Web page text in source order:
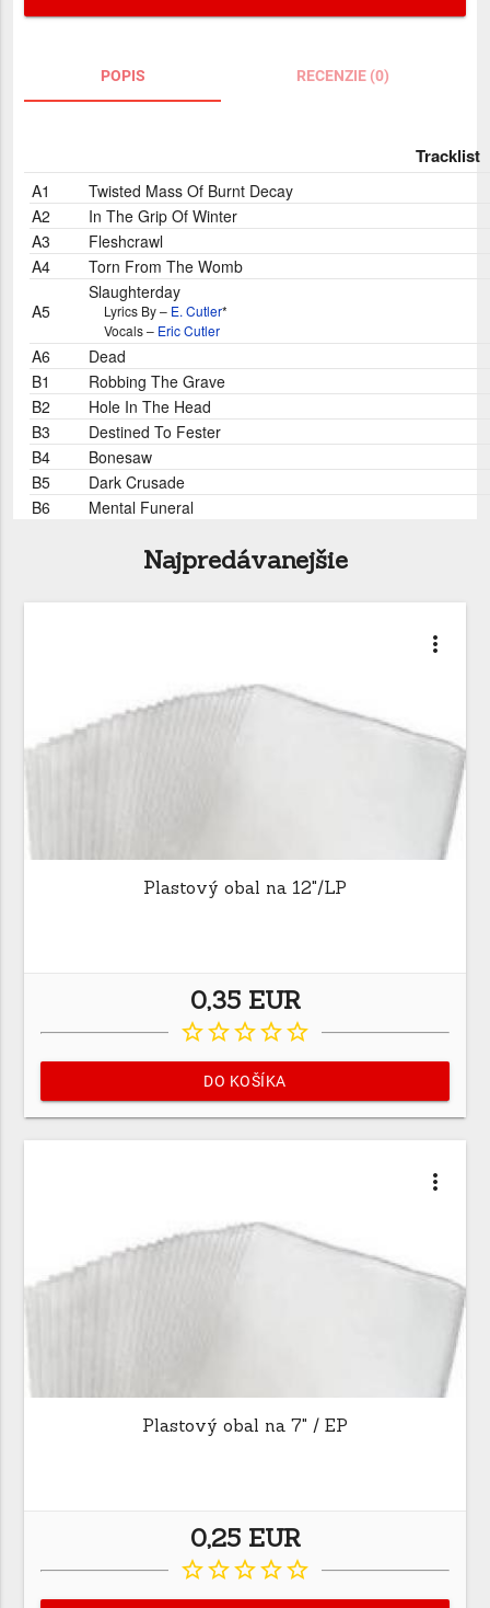
POPIS RECENZIE (0)
Tracklist
A1
Twisted Mass Of Burnt Decay
A2
In The Grip Of Winter
A3
Fleshcrawl
A4
Torn From The Womb
A5
Slaughterday
Lyrics By – E. Cutler*
Vocals – Eric Cutler
E. Cutler
Eric Cutler
A6
Dead
B1
Robbing The Grave
B2
Hole In The Head
B3
Destined To Fester
B4
Bonesaw
B5
Dark Crusade
B6
Mental Funeral
Najpredávanejšie
more_vert
Plastový obal na 12"/LP
0,35 EUR
star_borderstar_borderstar_borderstar_borderstar_border
DO KOŠÍKA
more_vert
Plastový obal na 7" / EP
0,25 EUR
star_borderstar_borderstar_borderstar_borderstar_border